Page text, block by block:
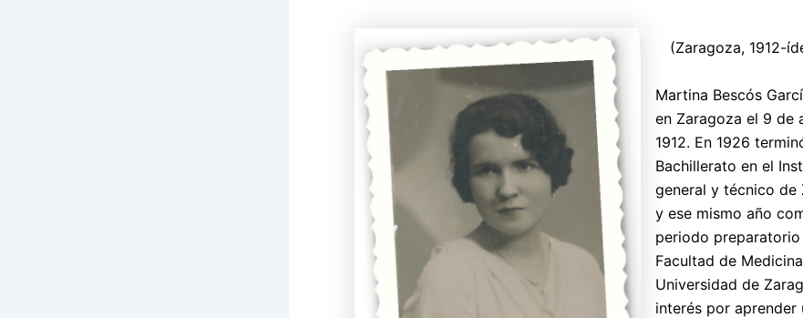
(Zaragoza, 1912-
Martina Bescós
en Zaragoza el 9 de
1912. En 1926
Bachillerato en el
general y técnico de
y ese mismo año
periodo preparatorio
Facultad de
Universidad de
interés por aprender